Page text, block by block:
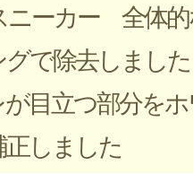
ニーカー 全体的
で除去しました
目立つ部分をホ
しました